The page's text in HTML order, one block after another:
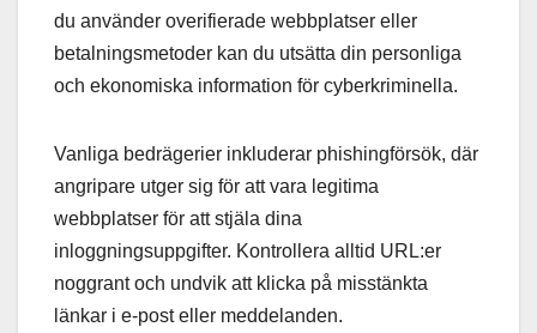
du använder overifierade webbplatser eller
betalningsmetoder kan du utsätta din personliga
och ekonomiska information för cyberkriminella.
Vanliga bedrägerier inkluderar phishingförsök, där
angripare utger sig för att vara legitima
webbplatser för att stjäla dina
inloggningsuppgifter. Kontrollera alltid URL:er
noggrant och undvik att klicka på misstänkta
länkar i e-post eller meddelanden.